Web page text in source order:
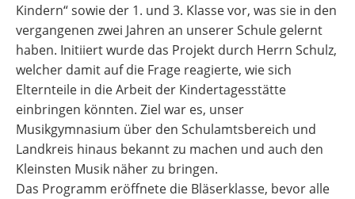
Kindern“ sowie der 1. und 3. Klasse vor, was sie in den
vergangenen zwei Jahren an unserer Schule gelernt
haben. Initiiert wurde das Projekt durch Herrn Schulz,
welcher damit auf die Frage reagierte, wie sich
Elternteile in die Arbeit der Kindertagesstätte
einbringen könnten. Ziel war es, unser
Musikgymnasium über den Schulamtsbereich und
Landkreis hinaus bekannt zu machen und auch den
Kleinsten Musik näher zu bringen.
Das Programm eröffnete die Bläserklasse, bevor alle